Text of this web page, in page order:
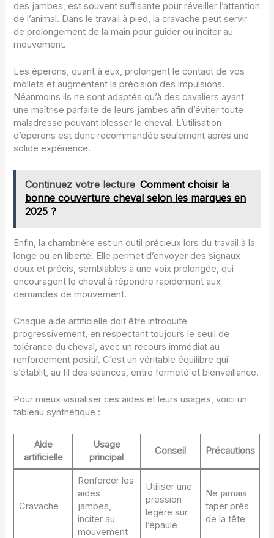
des jambes, est souvent suffisante pour réveiller l’attention
de l’animal. Dans le travail à pied, la cravache peut servir
de prolongement de la main pour guider ou inciter au
mouvement.
Les éperons, quant à eux, prolongent le contact de vos
mollets et augmentent la précision des impulsions.
Néanmoins ils ne sont adaptés qu’à des cavaliers ayant
une maîtrise parfaite de leurs jambes afin d’éviter toute
maladresse pouvant blesser le cheval. L’utilisation
d’éperons est donc recommandée seulement après une
solide expérience.
Continuez votre lecture Comment choisir la
bonne couverture cheval selon les marques en
2025 ?
Enfin, la chambrière est un outil précieux lors du travail à la
longe ou en liberté. Elle permet d’envoyer des signaux
doux et précis, semblables à une voix prolongée, qui
encouragent le cheval à répondre rapidement aux
demandes de mouvement.
Chaque aide artificielle doit être introduite
progressivement, en respectant toujours le seuil de
tolérance du cheval, avec un recours immédiat au
renforcement positif. C’est un véritable équilibre qui
s’établit, au fil des séances, entre fermeté et bienveillance.
Pour mieux visualiser ces aides et leurs usages, voici un
tableau synthétique :
Aide
artificielle
Usage
principal
Conseil Précautions
Cravache
Renforcer les
aides
jambes,
inciter au
mouvement
Utiliser une
pression
légère sur
l’épaule
Ne jamais
taper près
de la tête